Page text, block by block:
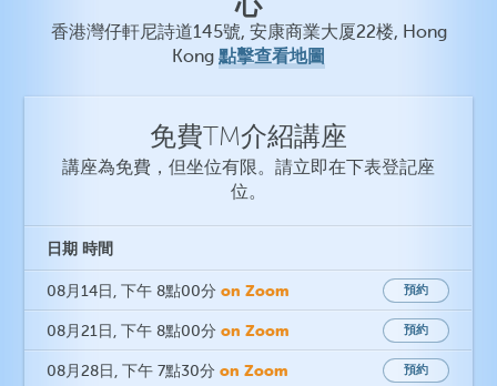
香港灣仔軒尼詩道145號, 安康商業大厦22楼, Hong
Kong 點擊查看地圖
免費TM介紹講座
講座為免費，但坐位有限。請立即在下表登記座
位。
日期 時間
08月14日 , 下午 8點00分 on Zoom 預約
08月21日 , 下午 8點00分 on Zoom 預約
08月28日 , 下午 7點30分 on Zoom 預約